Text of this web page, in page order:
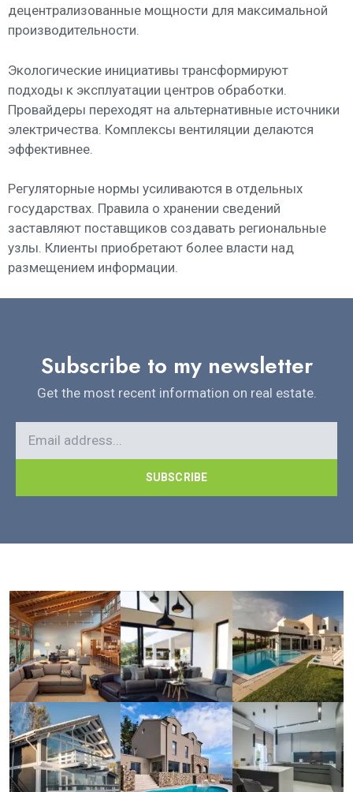
децентрализованные мощности для максимальной
производительности.
Экологические инициативы трансформируют
подходы к эксплуатации центров обработки.
Провайдеры переходят на альтернативные источники
электричества. Комплексы вентиляции делаются
эффективнее.
Регуляторные нормы усиливаются в отдельных
государствах. Правила о хранении сведений
заставляют поставщиков создавать региональные
узлы. Клиенты приобретают более власти над
размещением информации.
Subscribe to my newsletter
Get the most recent information on real estate.
SUBSCRIBE